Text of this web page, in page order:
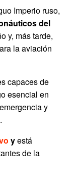
Imperio ruso,
del
y, más tarde,
la aviación
capaces de
esencial en
y
yestá
de la